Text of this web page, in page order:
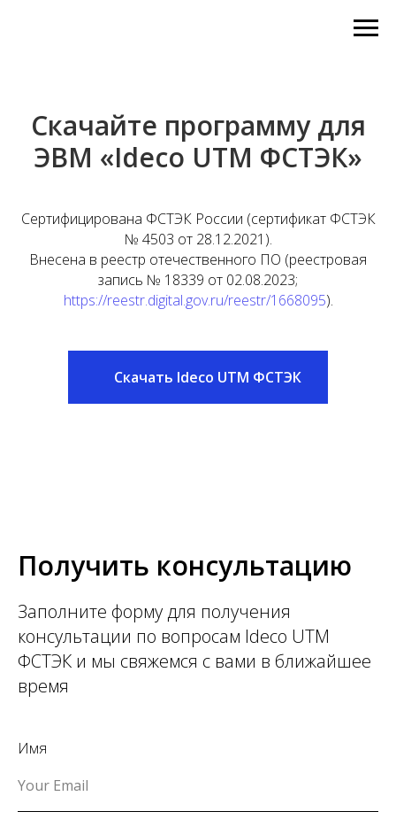
Скачайте программу для
ЭВМ «Ideco UTM ФСТЭК»
Сертифицирована ФСТЭК России (сертификат ФСТЭК
№ 4503 от 28.12.2021).
Внесена в реестр отечественного ПО (реестровая
запись № 18339 от 02.08.2023;
https://reestr.digital.gov.ru/reestr/1668095).
Скачать Ideco UTM ФСТЭК
Получить консультацию
Заполните форму для получения
консультации по вопросам Ideco UTM
ФСТЭК и мы свяжемся с вами в ближайшее
время
Имя
Your Email